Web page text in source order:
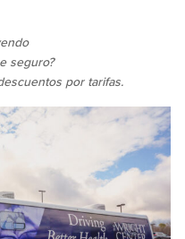
seguro?
por tarifas.